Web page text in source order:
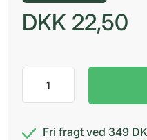
DKK 22,50
tandpasta
bøjle Fri fragt ved 349